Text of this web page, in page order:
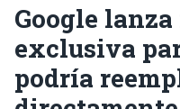
Google
exclusiva
podría